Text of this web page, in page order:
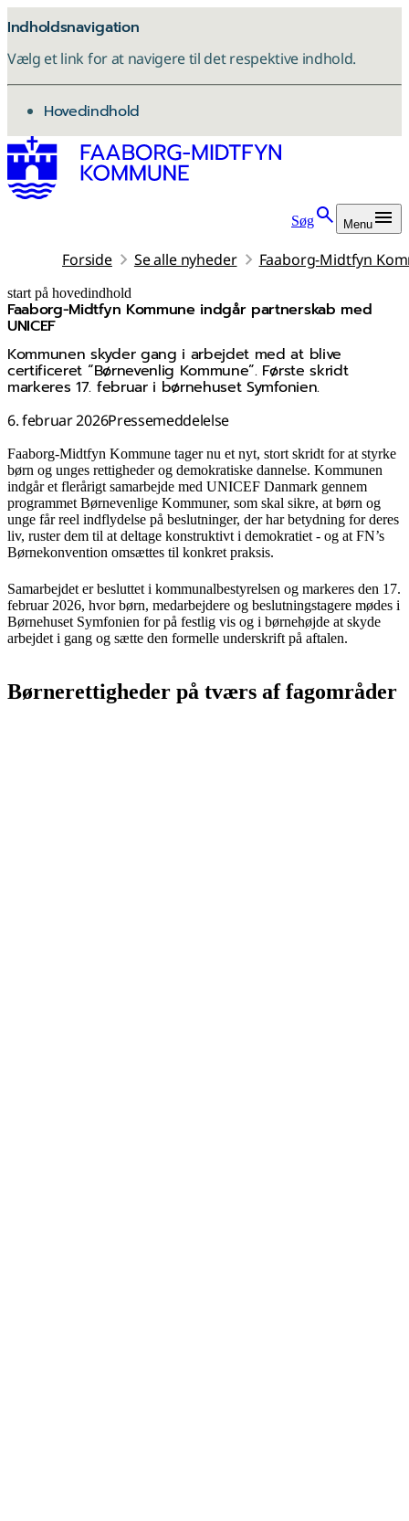
Indholdsnavigation
Vælg et link for at navigere til det respektive indhold.
gå til
Hovedindhold
Søg Menu
Forside Se alle nyheder Faaborg-Midtfyn
start på hovedindhold
Faaborg-Midtfyn Kommune indgår partnerskab med
UNICEF
Kommunen skyder gang i arbejdet med at blive
certificeret “Børnevenlig Kommune”. Første skridt
markeres 17. februar i børnehuset Symfonien.
6. februar 2026Pressemeddelelse
senest opdateret 17. februar 2026
Faaborg-Midtfyn Kommune tager nu et nyt, stort skridt for at styrke
børn og unges rettigheder og demokratiske dannelse. Kommunen
indgår et flerårigt samarbejde med UNICEF Danmark gennem
programmet Børnevenlige Kommuner, som skal sikre, at børn og
unge får reel indflydelse på beslutninger, der har betydning for deres
liv, ruster dem til at deltage konstruktivt i demokratiet - og at FN’s
Børnekonvention omsættes til konkret praksis.
Samarbejdet er besluttet i kommunalbestyrelsen og markeres den 17.
februar 2026, hvor børn, medarbejdere og beslutningstagere mødes i
Børnehuset Symfonien for på festlig vis og i børnehøjde at skyde
arbejdet i gang og sætte den formelle underskrift på aftalen.
Børnerettigheder på tværs af fagområder